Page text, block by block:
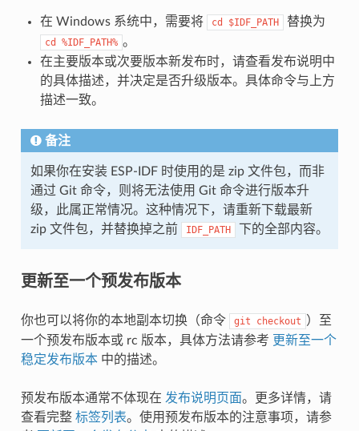
在 Windows 系统中，需要将 cd $IDF_PATH 替换为
cd %IDF_PATH% 。
在主要版本或次要版本新发布时，请查看发布说明中
的具体描述，并决定是否升级版本。具体命令与上方
描述一致。
备注
如果你在安装 ESP-IDF 时使用的是 zip 文件包，而非
通过 Git 命令，则将无法使用 Git 命令进行版本升
级，此属正常情况。这种情况下，请重新下载最新
zip 文件包，并替换掉之前
IDF_PATH 下的全部内容。
更新至一个预发布版本
你也可以将你的本地副本切换（命令 git checkout
）至
一个预发布版本或 rc 版本，具体方法请参考 更新至一个
稳定发布版本中的描述。
预发布版本通常不体现在 发布说明页面。更多详情，请
查看完整 标签列表。使用预发布版本的注意事项，请参